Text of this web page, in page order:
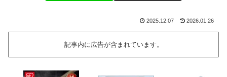
2025.12.07 2026.01.26
記事内に広告が含まれています。